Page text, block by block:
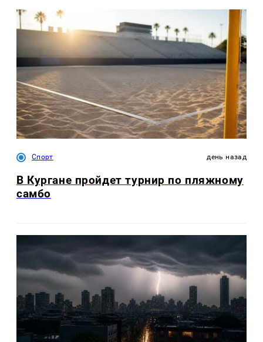
Спорт день назад
В Кургане пройдет турнир по пляжному
самбо